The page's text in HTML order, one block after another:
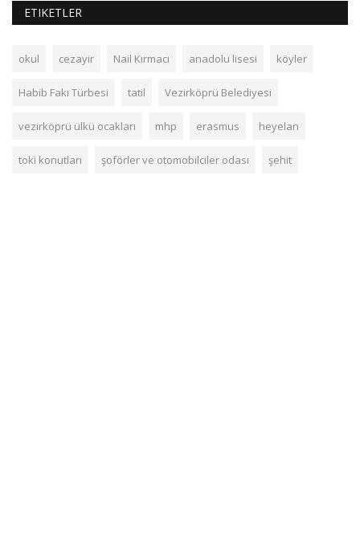
ETIKETLER
okul cezayir Nail Kırmacı anadolu lisesi köyler
Habib Fakı Türbesi tatil Vezirköprü Belediyesi
vezirköprü ülkü ocakları mhp erasmus heyelan
toki konutları şoförler ve otomobilciler odası şehit